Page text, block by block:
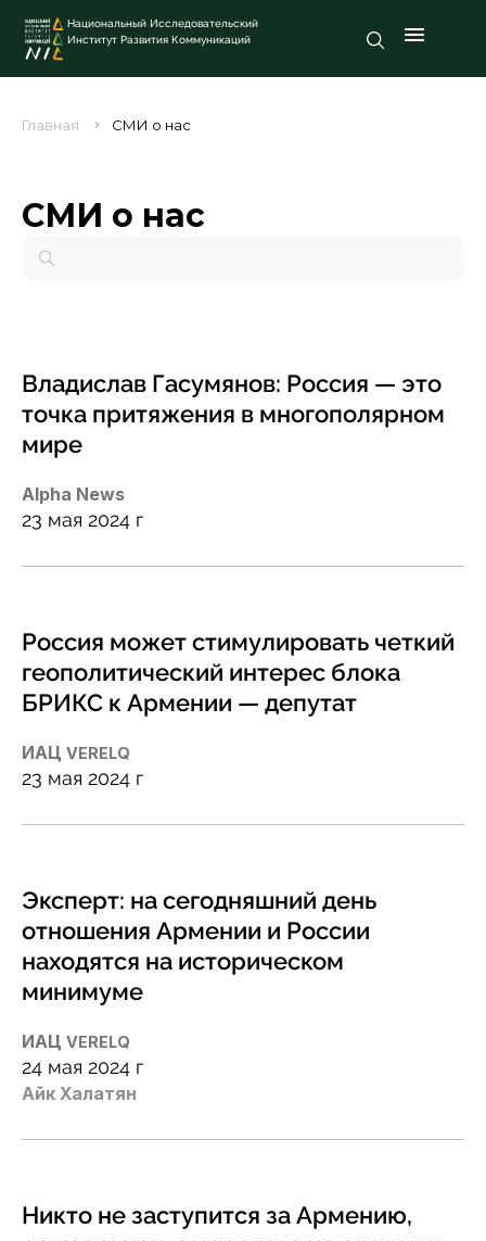
Национальный Исследовательский
Институт Развития Коммуникаций
Главная СМИ о нас
СМИ о нас
Владислав Гасумянов: Россия — это
точка притяжения в многополярном
мире
Alpha News
23 мая 2024 г
Россия может стимулировать четкий
геополитический интерес блока
БРИКС к Армении — депутат
ИАЦ VERELQ
23 мая 2024 г
Эксперт: на сегодняшний день
отношения Армении и России
находятся на историческом
минимуме
ИАЦ VERELQ
24 мая 2024 г
Айк Халатян
Никто не заступится за Армению,